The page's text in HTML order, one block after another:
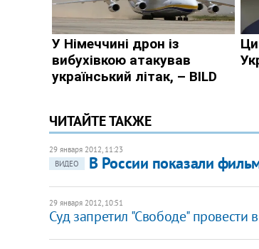
ЧИТАЙТЕ ТАКЖЕ
29 января 2012, 11:23
ВИДЕО
В России показали
29 января 2012, 10:51
Суд запретил "Свободе" провести